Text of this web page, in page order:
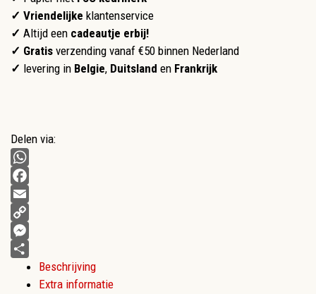
✓ Vriendelijke klantenservice
✓ Altijd een cadeautje erbij!
✓ Gratis verzending vanaf €50 binnen Nederland
✓ levering in Belgie, Duitsland en Frankrijk
Delen via:
WhatsApp
Facebook
Email
Copy
Link
Messenger
Delen
Beschrijving
Extra informatie